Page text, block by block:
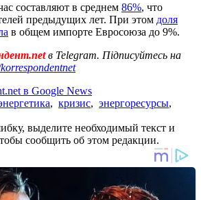
составляют в среднем 86%, что
предыдущих лет. При этом доля
в общем импорте Евросоюза до 9%.
в Telegram. Підписуйтесь на
в Google News
, кризис, энергоресурсы,
выделите необходимый текст и
сообщить об этом редакции.